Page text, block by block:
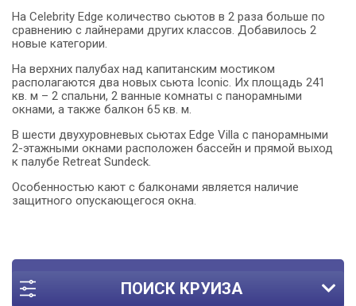
ПОИСК КРУИЗА
На Celebrity Edge количество сьютов в 2 раза больше по
сравнению с лайнерами других классов. Добавилось 2
новые категории.
На верхних палубах над капитанским мостиком
располагаются два новых сьюта Iconic. Их площадь 241
кв. м – 2 спальни, 2 ванные комнаты с панорамными
окнами, а также балкон 65 кв. м.
В шести двухуровневых сьютах Edge Villa с панорамными
2-этажными окнами расположен бассейн и прямой выход
к палубе Retreat Sundeck.
Особенностью кают с балконами является наличие
защитного опускающегося окна.